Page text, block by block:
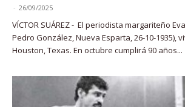
- 26/09/2025
VÍCTOR SUÁREZ - El periodista margariteño
Pedro González, Nueva Esparta, 26-10-1935),
Houston, Texas. En octubre cumplirá 90 años...